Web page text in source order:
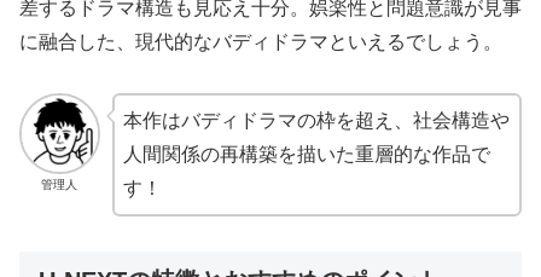
差するドラマ構造も見応え十分。娯楽性と問題意識が見事
に融合した、現代的なバディドラマといえるでしょう。
管理人
本作はバディドラマの枠を超え、社会構造や
人間関係の再構築を描いた重層的な作品で
す！